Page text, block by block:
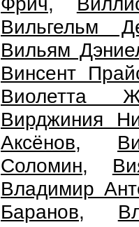
Вильгельм
Вильям
Винсент
Виолетта
Вирджиния
Аксёнов,
Соломин,
Владимир
Баранов,